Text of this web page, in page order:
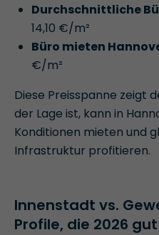
Durchschnittliche
14,10 €/m²
Büro mieten
€/m²
Diese Preisspanne zeigt
der Lage ist, kann in
Konditionen mieten und
Infrastruktur profitieren.
Innenstadt vs.
Profile, die 2026